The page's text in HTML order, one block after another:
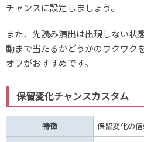
チャンスに設定しましょう。
また、先読み演出は出現しない状
動まで当たるかどうかのワクワク
オフがおすすめです。
保留変化チャンスカスタム
特徴 保留変化の